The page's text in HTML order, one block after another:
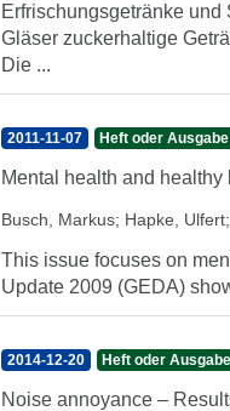
Erfrischungsgetränke
Gläser zuckerhaltige
Die ...
2011-11-07 Heft oder
Mental health and healthy
Busch, Markus; Hapke, Ulfert;
This issue focuses on
Update 2009 (GEDA)
2014-12-20 Heft oder
Noise annoyance –